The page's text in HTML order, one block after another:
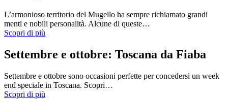
L’armonioso territorio del Mugello ha sempre richiamato grandi
menti e nobili personalità. Alcune di queste…
Scopri di più
Settembre e ottobre: Toscana da Fiaba
Settembre e ottobre sono occasioni perfette per concedersi un week
end speciale in Toscana. Scopri…
Scopri di più